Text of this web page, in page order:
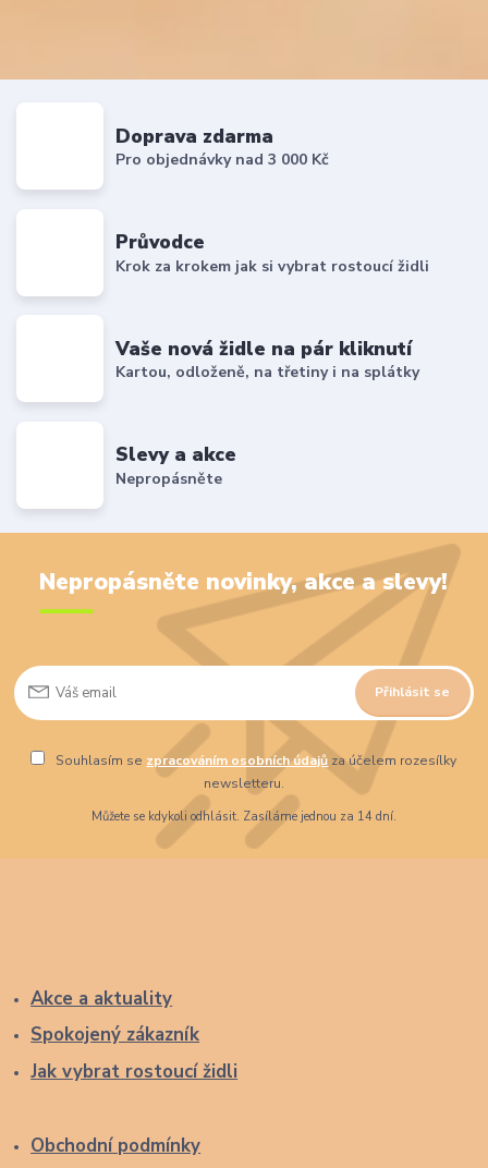
Doprava zdarma
Pro objednávky nad 3 000 Kč
Průvodce
Krok za krokem jak si vybrat rostoucí židli
Vaše nová židle na pár kliknutí
Kartou, odloženě, na třetiny i na splátky
Slevy a akce
Nepropásněte
Nepropásněte novinky, akce a slevy!
Přihlásit se
Souhlasím se zpracováním osobních údajů za účelem rozesílky
newsletteru.
Můžete se kdykoli odhlásit. Zasíláme jednou za 14 dní.
Akce a aktuality
Spokojený zákazník
Jak vybrat rostoucí židli
Obchodní podmínky